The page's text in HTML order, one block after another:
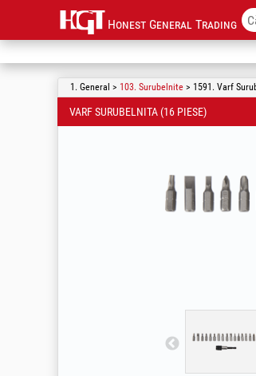
Honest General Trading
1. General > 103. Surubelnite > 1591. Varf
VARF SURUBELNITA (16 PIESE)